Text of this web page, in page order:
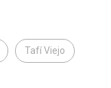
Tafí Viejo